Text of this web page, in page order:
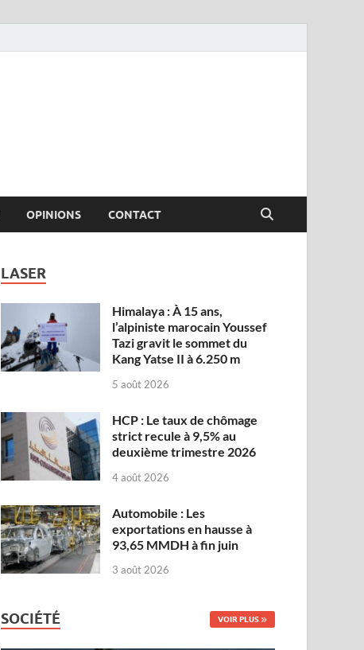
OPINIONS CONTACT
LASER
Himalaya : À 15 ans,
l’alpiniste marocain Youssef
Tazi gravit le sommet du
Kang Yatse II à 6.250 m
5 août 2026
HCP : Le taux de chômage
strict recule à 9,5% au
deuxième trimestre 2026
4 août 2026
Automobile : Les
exportations en hausse à
93,65 MMDH à fin juin
3 août 2026
SOCIÉTÉ VOIR PLUS